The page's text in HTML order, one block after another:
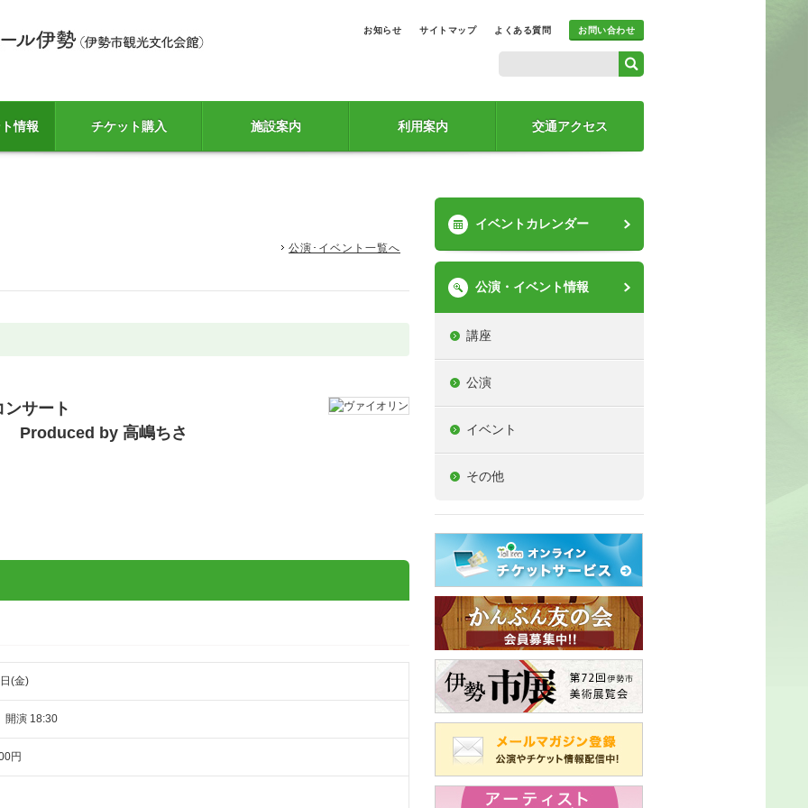
お知らせ サイトマップ よくある質問 お問い合わせ
情報 チケット購入 施設案内 利用案内 交通アクセス
公演･イベント一覧へ
サート
by 高嶋ちさ
(金)
開演 18:30
円
イベントカレンダー
公演・イベント情報
講座
公演
イベント
その他